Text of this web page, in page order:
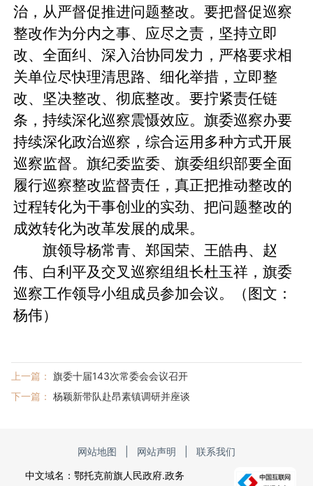
治，从严督促推进问题整改。要把督促巡察
整改作为分内之事、应尽之责，坚持立即
改、全面纠、深入治协同发力，严格要求相
关单位尽快理清思路、细化举措，立即整
改、坚决整改、彻底整改。要拧紧责任链
条，持续深化巡察震慑效应。旗委巡察办要
持续深化政治巡察，综合运用多种方式开展
巡察监督。旗纪委监委、旗委组织部要全面
履行巡察整改监督责任，真正把推动整改的
过程转化为干事创业的实劲、把问题整改的
成效转化为改革发展的成果。
旗领导杨常青、郑国荣、王皓冉、赵
伟、白利平及交叉巡察组组长杜玉祥，旗委
巡察工作领导小组成员参加会议。（图文：
杨伟）
上一篇： 旗委十届143次常委会会议召开
下一篇： 杨颖新带队赴昂素镇调研并座谈
网站地图 网站声明
联系我们
中文域名：鄂托克前旗人民政府.政务